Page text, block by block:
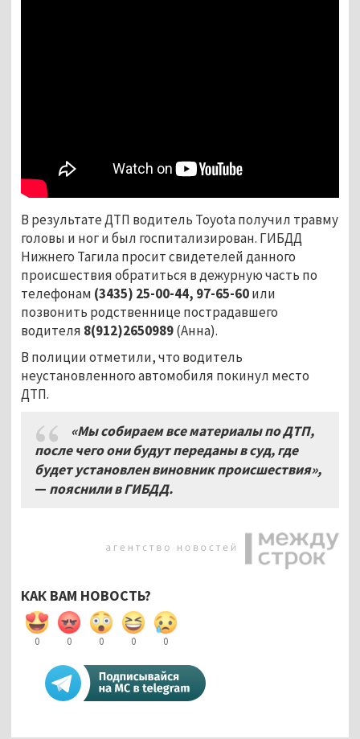
В результате ДТП водитель Toyota получил травму
головы и ног и был госпитализирован. ГИБДД
Нижнего Тагила просит свидетелей данного
происшествия обратиться в дежурную часть по
телефонам (3435) 25-00-44, 97-65-60или
позвонить родственнице пострадавшего
водителя 8(912)2650989(Анна).
В полиции отметили, что водитель
неустановленного автомобиля покинул место
ДТП.
«Мы собираем все материалы по ДТП,
после чего они будут переданы в суд, где
будет установлен виновник происшествия»,
— пояснили в ГИБДД.
КАК ВАМ НОВОСТЬ?
0 0 0 0 0